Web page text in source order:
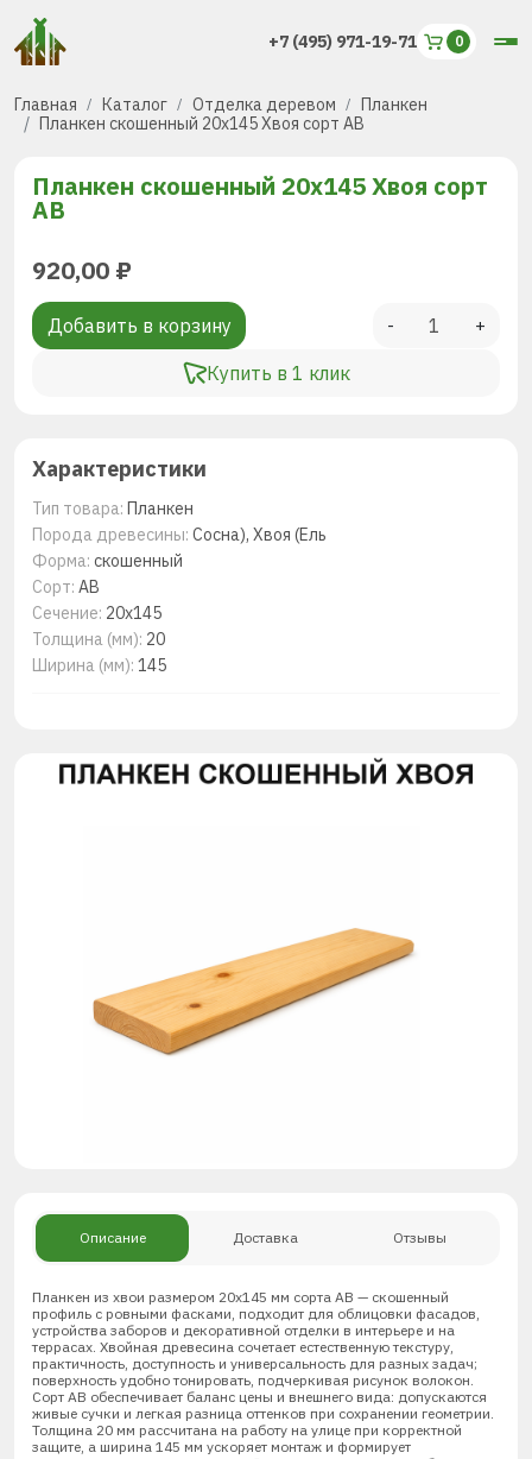
+7 (495) 971-19-71
Главная Каталог Отделка деревом
Планкен
Планкен скошенный 20х145 Хвоя сорт АВ
Планкен скошенный 20х145 Хвоя сорт
АВ
920,00 ₽
Добавить в корзину
Купить в 1 клик
- +
Характеристики
Тип товара: Планкен
Порода древесины: Сосна), Хвоя (Ель
Форма: скошенный
Сорт: АВ
Сечение: 20х145
Толщина (мм): 20
Ширина (мм): 145
Описание Доставка Отзывы
Планкен из хвои размером 20х145 мм сорта АВ — скошенный
профиль с ровными фасками, подходит для облицовки фасадов,
устройства заборов и декоративной отделки в интерьере и на
террасах. Хвойная древесина сочетает естественную текстуру,
практичность, доступность и универсальность для разных задач;
поверхность удобно тонировать, подчеркивая рисунок волокон.
Сорт АВ обеспечивает баланс цены и внешнего вида: допускаются
живые сучки и легкая разница оттенков при сохранении геометрии.
Толщина 20 мм рассчитана на работу на улице при корректной
защите, а ширина 145 мм ускоряет монтаж и формирует